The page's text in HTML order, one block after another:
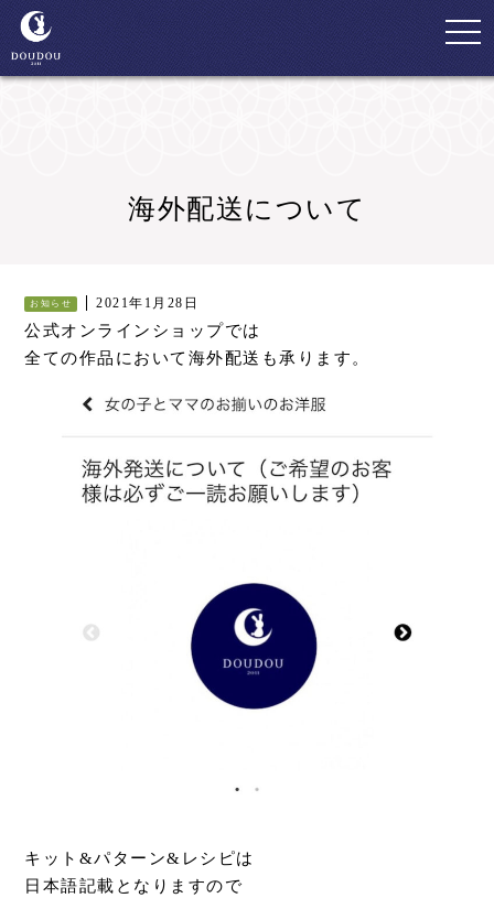
海外配送について
お知らせ 2021年1月28日
公式オンラインショップでは
全ての作品において海外配送も承ります。
キット&パターン&レシピは
日本語記載となりますので